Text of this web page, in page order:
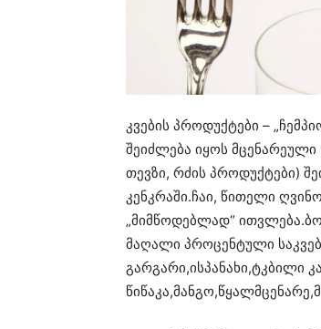
კვების პროდუქტები –
შეიძლება იყოს
თევზი, რძის პროდუქტები)
კენკრაში.ჩაი, წითელი
„მიმწოდებლად“
მაღალი პროცენტული
გარგარი,ისპანახი,ტკბილი